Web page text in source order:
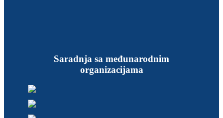
Saradnja sa međunarodnim
organizacijama